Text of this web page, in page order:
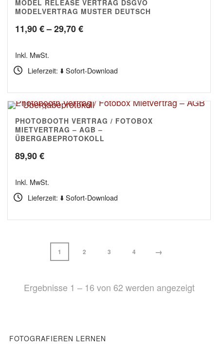
5.00
MODEL RELEASE VERTRAG DSGVO
MODELVERTRAG MUSTER DEUTSCH
11,90€–29,70€Preisspanne:
29,70 €
Inkl. MwSt.
Lieferzeit: ⬇️ Sofort-Download
4.78
PHOTOBOOTH VERTRAG / FOTOBOX
MIETVERTRAG – AGB –
ÜBERGABEPROTOKOLL
89,90€
Inkl. MwSt.
Lieferzeit: ⬇️ Sofort-Download
1 2 3 4 →
Ergebnisse 1 – 16 von 62 werden angezeigtNach
FOTOGRAFIEREN LERNEN